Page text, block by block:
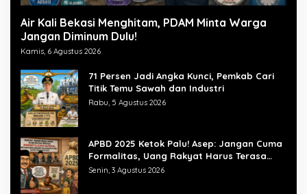
Air Kali Bekasi Menghitam, PDAM Minta Warga
Jangan Diminum Dulu!
Kamis, 6 Agustus 2026
71 Persen Jadi Angka Kunci, Pemkab Cari
Titik Temu Sawah dan Industri
Rabu, 5 Agustus 2026
APBD 2025 Ketok Palu! Asep: Jangan Cuma
Formalitas, Uang Rakyat Harus Terasa
Manfaatnya
Senin, 3 Agustus 2026